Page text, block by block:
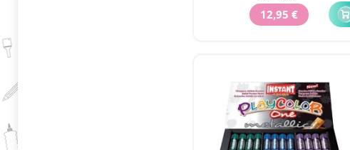
12,95 €